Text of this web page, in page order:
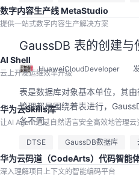
数字内容生产线 MetaStudio
提供一站式数字内容生产解决方案
AI Shell
云上开发运维效率升级
华为云Skills库
让AI Agent通过自然语言安全高效地管理云
华为云码道（CodeArts）代码智能
深入理解项目上下文的智能编码平台
GaussDB 表的创建与
HuaweiCloudDeveloper
表是数据库对象基本单位，其
管理都是围绕着表进行，
各不同。
DTSE GaussDB数据库